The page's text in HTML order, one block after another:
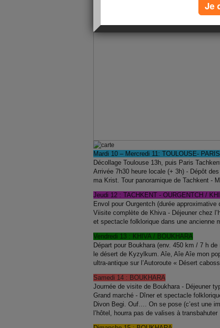
Mardi 10 – Mercredi 11: TOULOUSE- PARIS
Décollage Toulouse 13h, puis Paris
Arrivée 7h30 heure locale (+ 3h) - Dépôt des
ma Krist. Tour panoramique de Tachkent -
Jeudi 12 : TACHKENT - OURGENTCH /
Envol pour Ourgentch (durée
Viisite complète de Khiva - Déjeuner chez
et spectacle folklorique dans une ancienne
Vendredi 13 : KHIVA / BOUKHARA
Départ pour Boukhara (env. 450 km / 7 h de
le désert de Kyzylkum. Aîe, Aîe Aîe mon
ultra-antique sur l’Autoroute « Désert
Samedi 14 : BOUKHARA
Journée de visite de Boukhara - Déjeuner
Grand marché - Dîner et spectacle
Divon Begi. Ouf…. On se pose (c’est une
l’hôtel, hourra pas de valises à transbahuter
Je